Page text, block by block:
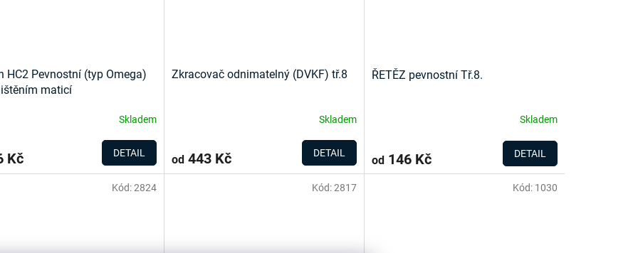
HC2 Pevnostní (typ Omega)
maticí
Skladem
Kč DETAIL
Zkracovač odnimatelný (DVKF) tř.8
Skladem
od443 Kč DETAIL
ŘETĚZ pevnostní Tř.8.
Skladem
od146 Kč DETAIL
Kód:2824 Kód:2817 Kód: 1030